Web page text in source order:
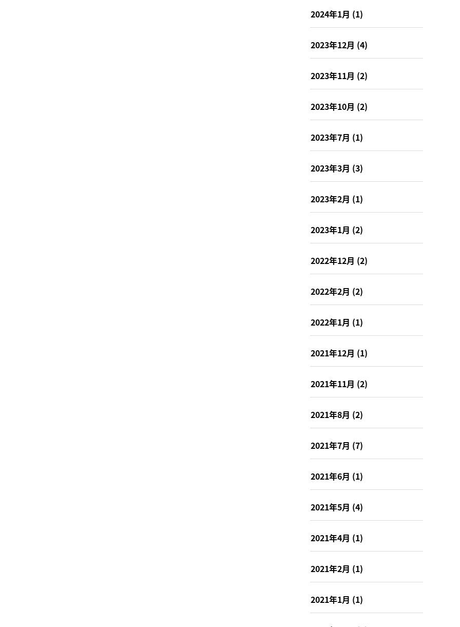
2024年1月 (1)
2023年12月 (4)
2023年11月 (2)
2023年10月 (2)
2023年7月 (1)
2023年3月 (3)
2023年2月 (1)
2023年1月 (2)
2022年12月 (2)
2022年2月 (2)
2022年1月 (1)
2021年12月 (1)
2021年11月 (2)
2021年8月 (2)
2021年7月 (7)
2021年6月 (1)
2021年5月 (4)
2021年4月 (1)
2021年2月 (1)
2021年1月 (1)